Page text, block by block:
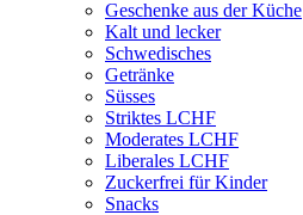
Geschenke aus der Küche
Kalt und lecker
Schwedisches
Getränke
Süsses
Striktes LCHF
Moderates LCHF
Liberales LCHF
Zuckerfrei für Kinder
Snacks